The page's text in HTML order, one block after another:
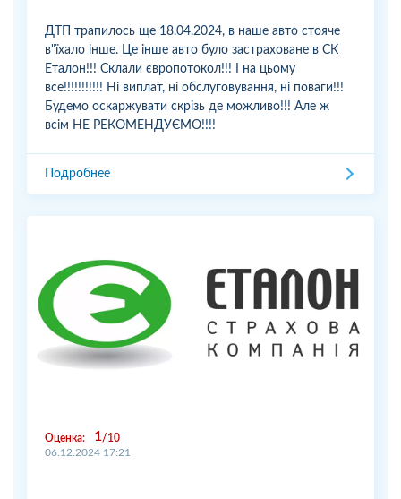
ДТП трапилось ще 18.04.2024, в наше авто стояче
в"їхало інше. Це інше авто було застраховане в СК
Еталон!!! Склали європотокол!!! І на цьому
все!!!!!!!!!!! Ні виплат, ні обслуговування, ні поваги!!!
Будемо оскаржувати скрізь де можливо!!! Але ж
всім НЕ РЕКОМЕНДУЄМО!!!!
Подробнее
Оценка: 1
10
06.12.2024 17:21